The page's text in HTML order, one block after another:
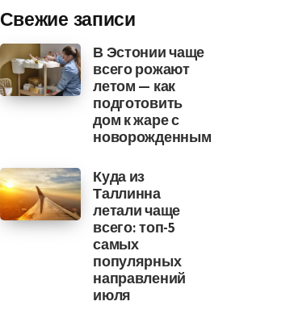
Свежие записи
В Эстонии чаще
всего рожают
летом — как
подготовить
дом к жаре с
новорожденным
Куда из
Таллинна
летали чаще
всего: топ-5
самых
популярных
направлений
июля